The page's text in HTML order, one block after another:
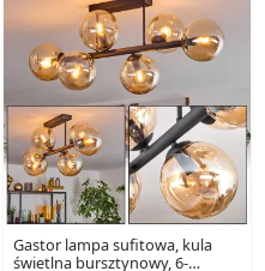
Gastor lampa sufitowa, kula
świetlna bursztynowy, 6-